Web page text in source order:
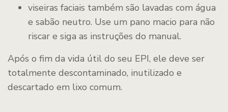
viseiras faciais também são lavadas com água
e sabão neutro. Use um pano macio para não
riscar e siga as instruções do manual.
Após o fim da vida útil do seu EPI, ele deve ser
totalmente descontaminado, inutilizado e
descartado em lixo comum.